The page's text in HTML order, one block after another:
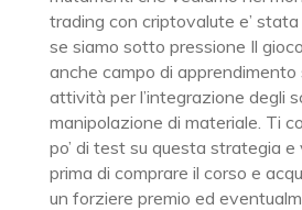
trading con criptovalute e’
se siamo sotto pressione Il
anche campo di apprendimento
attività per l’integrazione degli
manipolazione di materiale. Ti
po’ di test su questa strategia
prima di comprare il corso e
un forziere premio ed